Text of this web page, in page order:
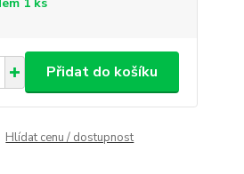
Přidat do košíku
Hlídat cenu / dostupnost